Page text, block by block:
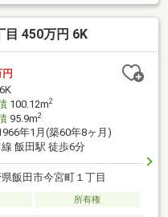
目 450万円 6K
6K
100.12m2
95.9m2
年1月(築60年8ヶ月)
飯田駅 徒歩6分
飯田市今宮町１丁目
所有権